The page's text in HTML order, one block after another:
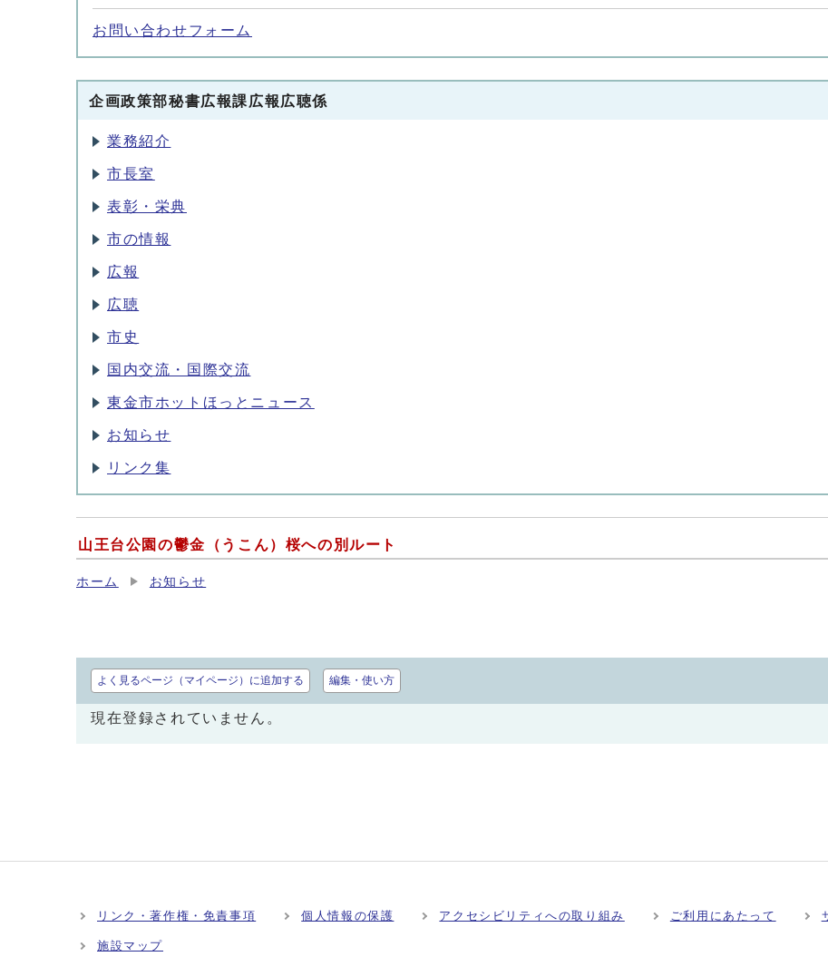
お問い合わせフォーム
企画政策部秘書広報課広報広聴係
業務紹介
市長室
表彰・栄典
市の情報
広報
広聴
市史
国内交流・国際交流
東金市ホットほっとニュース
お知らせ
リンク集
山王台公園の鬱金（うこん）桜への別ルート
ホーム お知らせ
よく見るページ（マイページ）に追加する 編集・使い方
現在登録されていません。
リンク・著作権・免責事項 個人情報の保護 アクセシビリティへの取り組み ご利用にあたって
施設マップ